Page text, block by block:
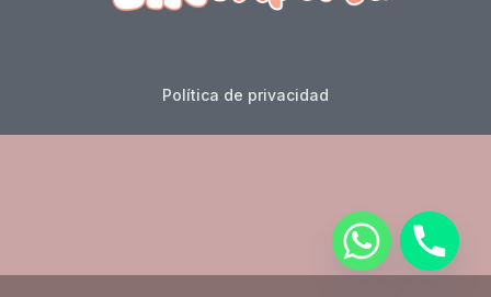
Política de privacidad